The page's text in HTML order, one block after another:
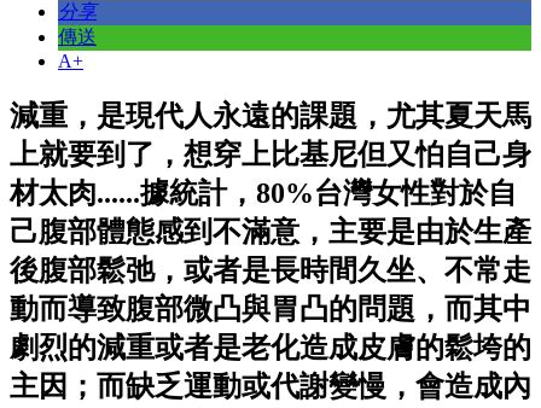
分享
傳送
A+
減重，是現代人永遠的課題，尤其夏天馬
上就要到了，想穿上比基尼但又怕自己身
材太肉......據統計，80%台灣女性對於自
己腹部體態感到不滿意，主要是由於生產
後腹部鬆弛，或者是長時間久坐、不常走
動而導致腹部微凸與胃凸的問題，而其中
劇烈的減重或者是老化造成皮膚的鬆垮的
主因；而缺乏運動或代謝變慢，會造成內